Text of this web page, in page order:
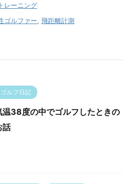
レーニング
ゴルファー, 飛距離計測
ゴルフ日記
温38度の中でゴルフしたときの
話